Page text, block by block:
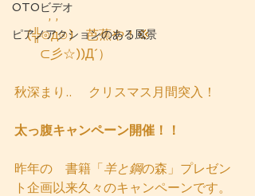
OTOビデオ
ピアノアクションのある風景
, ,
(╬⊙д⊙)　芭蕉や！💢
⊂彡☆))Д´）
秋深まり..　 クリスマス月間突入！
太っ腹キャンペーン開催！！
昨年の　書籍「羊と鋼の森」プレゼン
ト企画以来久々のキャンペーンです。